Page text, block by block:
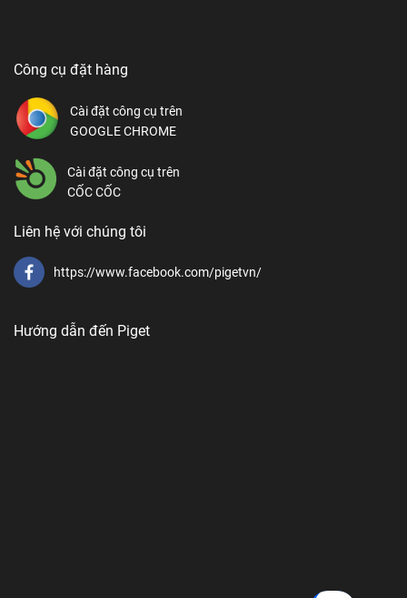
Công cụ đặt hàng
Cài đặt công cụ trên
GOOGLE CHROME
Cài đặt công cụ trên
CỐC CỐC
Liên hệ với chúng tôi
https://www.facebook.com/pigetvn/
Hướng dẫn đến Piget